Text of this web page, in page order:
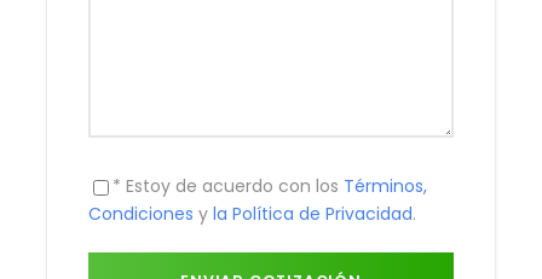
* Estoy de acuerdo con los Términos,
Condiciones y la Política de Privacidad.
hermoso municipio de Guatapé, uno de los pueblos
los zócalos”. Donde se aprecian las fachadas del
siglo XX de las viviendas coloridas, adornadas por